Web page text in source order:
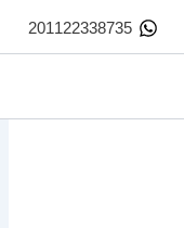
201122338735